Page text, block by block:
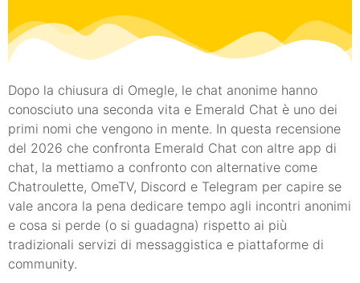
Dopo la chiusura di Omegle, le chat anonime hanno
conosciuto una seconda vita e Emerald Chat è uno dei
primi nomi che vengono in mente. In questa recensione
del 2026 che confronta Emerald Chat con altre app di
chat, la mettiamo a confronto con alternative come
Chatroulette, OmeTV, Discord e Telegram per capire se
vale ancora la pena dedicare tempo agli incontri anonimi
e cosa si perde (o si guadagna) rispetto ai più
tradizionali servizi di messaggistica e piattaforme di
community.